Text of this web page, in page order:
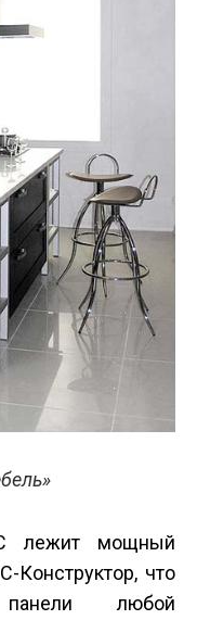
лежит мощный
Конструктор, что
панели любой